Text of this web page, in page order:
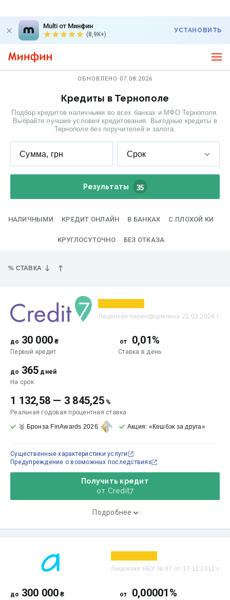
Multi от Минфин
(8,9K+)
УСТАНОВИТЬ
ОБНОВЛЕНО 07.08.2026
Кредиты в Тернополе
Подбор кредитов наличными во всех банках и МФО Тернополя.
Выбрайте лучшие условия кредитования. Выгодные кредиты в
Тернополе без поручителей и залога.
Сумма, грн Срок
Результаты 35
НАЛИЧНЫМИ КРЕДИТ ОНЛАЙН В БАНКАХ С ПЛОХОЙ КИ
КРУГЛОСУТОЧНО БЕЗ ОТКАЗА
% СТАВКА
Лицензия переоформлена 21.03.2024 г.
до 30 000 ₴
Первый кредит
от 0,01%
Ставка в день
до 365 дней
На срок
1 132,58 — 3 845,25 %
Реальная годовая процентная ставка
Получить кредит
от Credit7
Подробнее
🥉 Бронза FinAwards 2026 Акция: «Кешбэк за друга»
Существенные характеристики услуги
Предупреждение о возможных последствиях
Лицензия НБУ № 97 от 17.11.2011 г.
до 300 000 ₴
от 0,00001%